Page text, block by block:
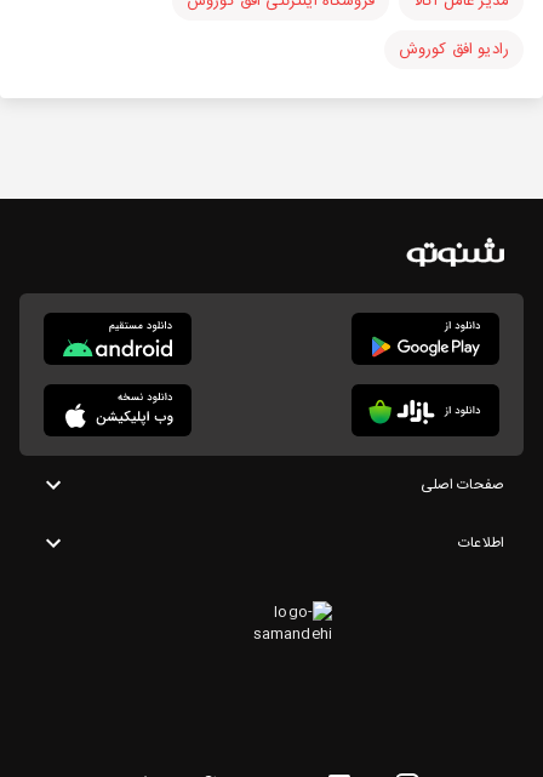
رادیو افق کوروش
صفحات اصلی
اطلاعات